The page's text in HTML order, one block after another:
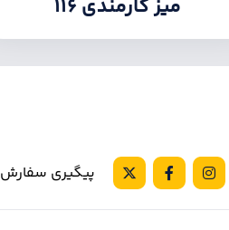
میز کارمندی ۱۱۶
پیگیری سفارش